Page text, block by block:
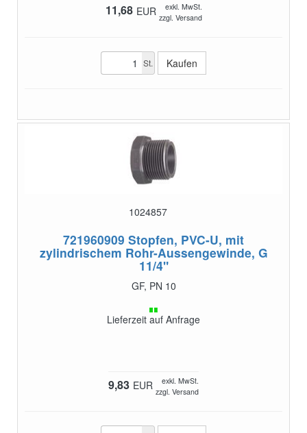
11,68 EUR
exkl. MwSt.
zzgl. Versand
St.
1024857
721960909 Stopfen, PVC-U, mit
zylindrischem Rohr-Aussengewinde, G
11/4"
GF, PN 10
Lieferzeit auf Anfrage
9,83 EUR
exkl. MwSt.
zzgl. Versand